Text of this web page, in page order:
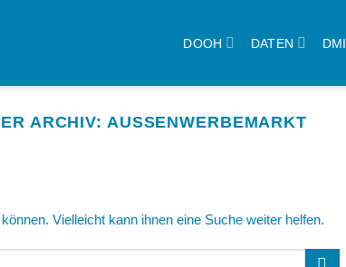
DOOH DATEN DMI
ARCHIV: AUSSENWERBEMARKT
Vielleicht kann ihnen eine Suche weiter helfen.